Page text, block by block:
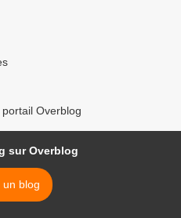
Overblog
sur Overblog
un blog